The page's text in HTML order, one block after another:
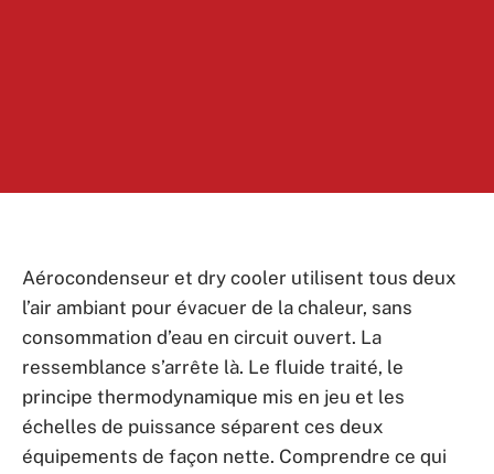
Aérocondenseur et dry cooler utilisent tous deux
l’air ambiant pour évacuer de la chaleur, sans
consommation d’eau en circuit ouvert. La
ressemblance s’arrête là. Le fluide traité, le
principe thermodynamique mis en jeu et les
échelles de puissance séparent ces deux
équipements de façon nette. Comprendre ce qui